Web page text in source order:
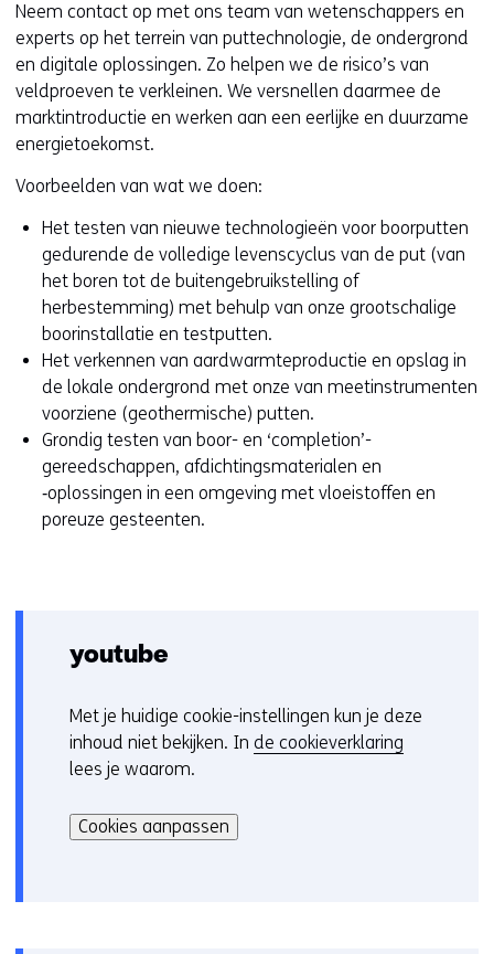
Neem contact op met ons team van wetenschappers en
experts op het terrein van puttechnologie, de ondergrond
en digitale oplossingen. Zo helpen we de risico’s van
veldproeven te verkleinen. We versnellen daarmee de
marktintroductie en werken aan een eerlijke en duurzame
energietoekomst.
Voorbeelden van wat we doen:
Het testen van nieuwe technologieën voor boorputten
gedurende de volledige levenscyclus van de put (van
het boren tot de buitengebruikstelling of
herbestemming) met behulp van onze grootschalige
boorinstallatie en testputten.
Het verkennen van aardwarmteproductie en opslag in
de lokale ondergrond met onze van meetinstrumenten
voorziene (geothermische) putten.
Grondig testen van boor- en ‘completion’-
gereedschappen, afdichtingsmaterialen en
‑oplossingen in een omgeving met vloeistoffen en
poreuze gesteenten.
youtube
C
o
o
i
Met je huidige cookie-instellingen kun je deze
inhoud niet bekijken. In de cookieverklaring
lees je waarom.
kan
het
Cookies aanpassen